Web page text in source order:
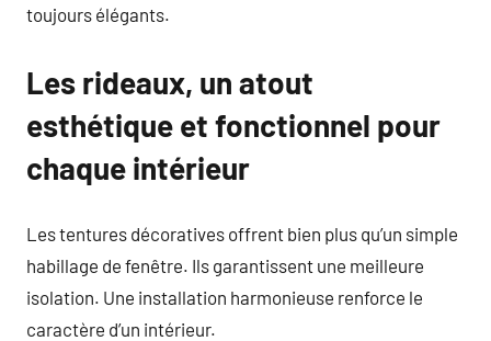
toujours élégants.
Les rideaux, un atout
esthétique et fonctionnel pour
chaque intérieur
Les tentures décoratives offrent bien plus qu’un simple
habillage de fenêtre. Ils garantissent une meilleure
isolation. Une installation harmonieuse renforce le
caractère d’un intérieur.